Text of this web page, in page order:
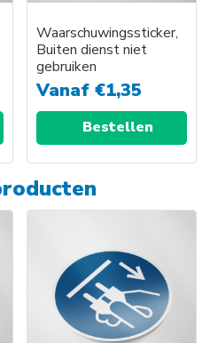
Waarschuwingssticker,
Buiten dienst niet
gebruiken
Vanaf €1,35
Bestellen